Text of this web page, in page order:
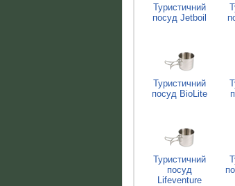
Туристичний
посуд Jetboil
Туристичний
посуд BioLite
Туристичний
посуд
Lifeventure